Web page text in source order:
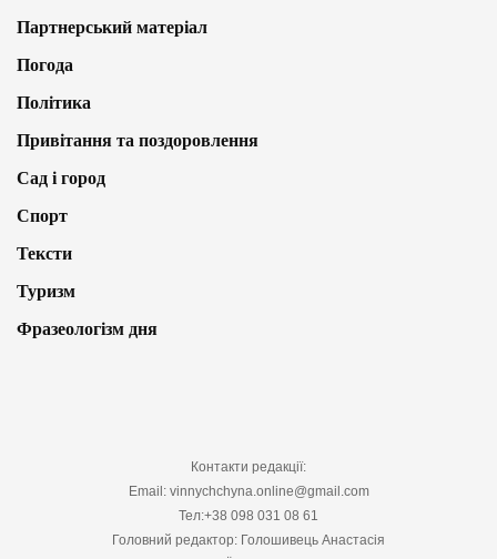
Партнерський матеріал
Погода
Політика
Привітання та поздоровлення
Сад і город
Спорт
Тексти
Туризм
Фразеологізм дня
Контакти редакції:
Email: vinnychchyna.online@gmail.com
Тел:+38 098 031 08 61
Головний редактор: Голошивець Анастасія